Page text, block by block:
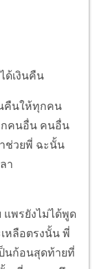
ด้เงินคืน
คืนให้ทุกคน
กคนอื่น คนอื่น
ช่วยพี่ ฉะนั้น
า
แพรยังไม่ได้พูด
หลือตรงนั้น พี่
นก้อนสุดท้ายที่